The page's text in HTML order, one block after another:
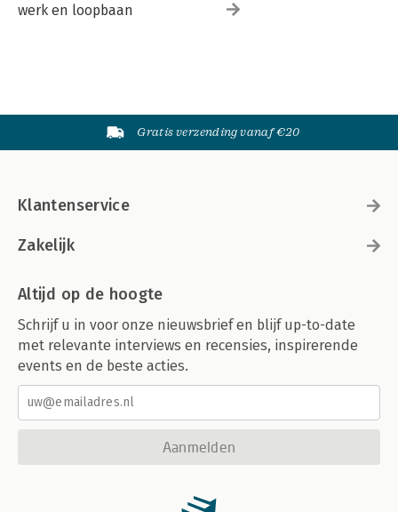
werk en loopbaan
Gratis verzending vanaf €20
Klantenservice
Zakelijk
Altijd op de hoogte
Schrijf u in voor onze nieuwsbrief en blijf up-to-date
met relevante interviews en recensies, inspirerende
events en de beste acties.
Aanmelden